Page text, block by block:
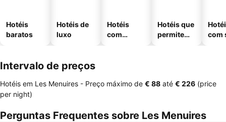
Hotéis
baratos
Hotéis de
luxo
Hotéis
com
Hotéis que
permitem
com
Intervalo de preços
Hotéis em Les Menuires - Preço máximo de ‎€ 88 até ‎€ 226 (price
per night)
Perguntas Frequentes sobre Les Menuires